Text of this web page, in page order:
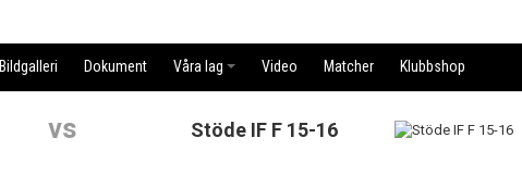
Bildgalleri Dokument Våra lag Video Matcher Klubbshop
vs Stöde IF F 15-16